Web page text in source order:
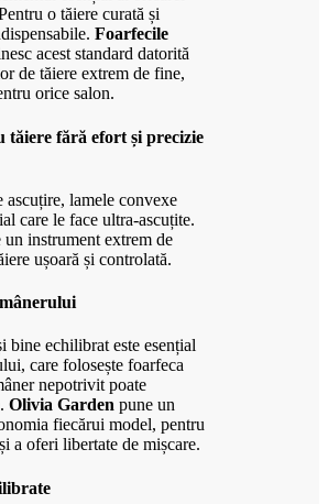
o tăiere curată și
Foarfecile
acest standard datorită
de tăiere extrem de fine,
orice salon.
tăiere fără efort și precizie
lamele convexe
care le face ultra-ascuțite.
instrument extrem de
ușoară și controlată.
bine echilibrat este esențial
care folosește foarfeca
nepotrivit poate
Olivia Garden pune un
fiecărui model, pentru
a oferi libertate de mișcare.